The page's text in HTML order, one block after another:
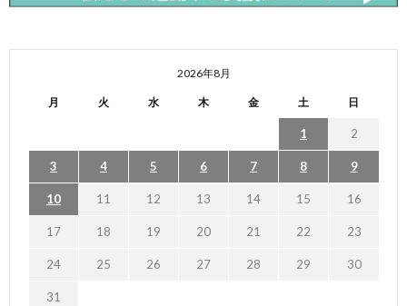
2026年8月
月 火 水 木 金 土 日
1 2
3 4 5 6 7 8 9
10 11 12 13 14 15 16
17 18 19 20 21 22 23
24 25 26 27 28 29 30
31